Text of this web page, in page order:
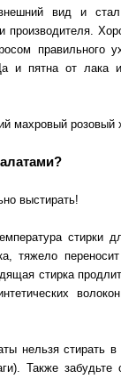
вид и
производителя.
правильного
пятна от лака
выстирать!
стирки
тяжело
стирка
нельзя стирать
Также